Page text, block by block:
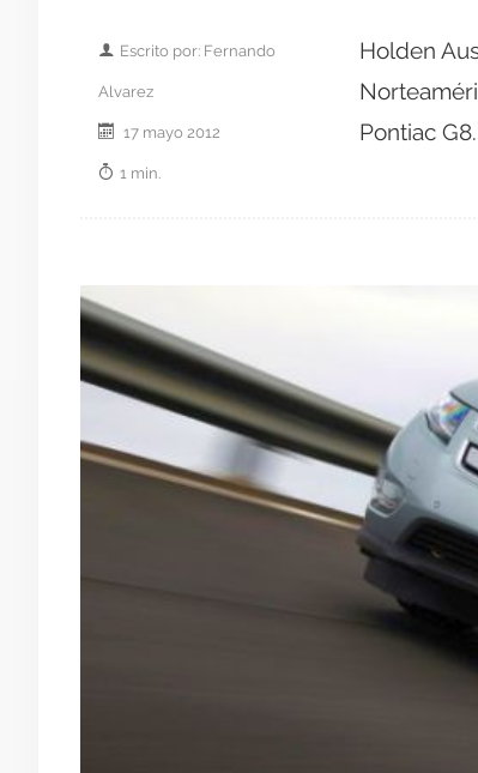
Escrito por: Fernando
Alvarez
17 mayo 2012
1 min.
Holden
Pontiac G8.